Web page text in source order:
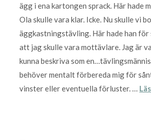
ägg i ena kartongen sprack. Här hade
Ola skulle vara klar. Icke. Nu skulle vi
äggkastningstävling. Här hade han
att jag skulle vara mottävlare. Jag är
kunna beskriva som
behöver mentalt förbereda mig för
vinster eller eventuella förluster. …